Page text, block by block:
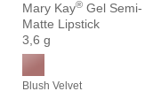
Mary Kay® Gel Semi-
Matte Lipstick
3,6 g
Blush Velvet